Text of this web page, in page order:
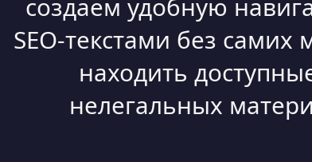
создаем удобную
SEO-текстами без
находить
нелегальных